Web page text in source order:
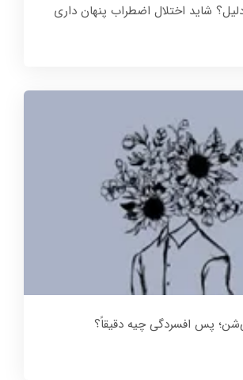
شاید اختلال اضطراب پنهان داری
پس افسردگی چیه دقیقاً؟